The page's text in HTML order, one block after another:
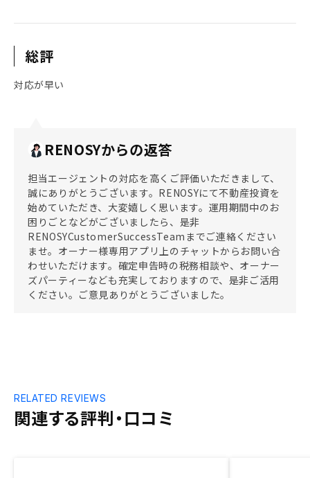
総評
対応が早い
RENOSYからの返答
担当エージェントの対応を高くご評価いただきまして、
誠にありがとうございます。RENOSYにて不動産投資を
始めていただき、大変嬉しく思います。運用期間中のお
困りごとなどがございましたら、是非
RENOSYCustomerSuccessTeamまでご連絡ください
ませ。オーナー様専用アプリ上のチャットからお問い合
わせいただけます。確定申告時の税務相談や、オーナー
ズパーティーなども充実しておりますので、是非ご活用
ください。ご意見ありがとうございました。
関連する評判・口コミ
RELATED REVIEWS